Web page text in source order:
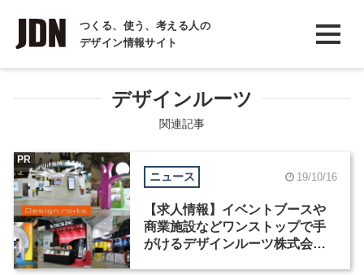
つくる、使う、考える人の
デザイン情報サイト
INTERVIEW
インタビュー
REPORT
COLUMN
コラム
デザインルーツ
関連記事
ニュース 19/10/16
【求人情報】イベントブースや
商業施設などワンストップで手
がけるデザインルーツ株式会社
PR